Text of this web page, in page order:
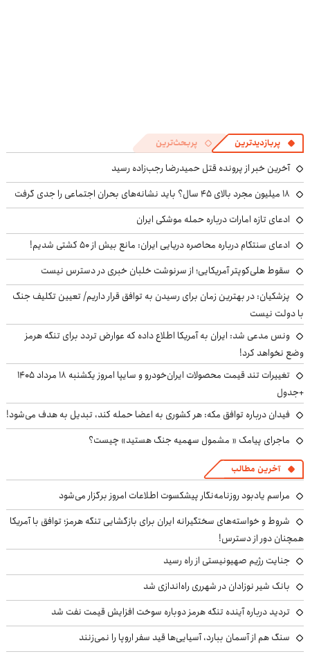
پربازدیدترین پربحث‌ترین
آخرین خبر از پرونده قتل حمیدرضا رجب‌زاده رسید
۱۸ میلیون مجرد بالای ۴۵ سال؟ باید نشانه‌های بحران اجتماعی را جدی گرفت
ادعای تازه امارات درباره حمله موشکی ایران
ادعای سنتکام درباره محاصره دریایی ایران: مانع بیش از ۵۰ کشتی شدیم!
سقوط هلی‌کوپتر آمریکایی؛ از سرنوشت خلبان خبری در دسترس نیست
پزشکیان‌: در بهترین زمان برای رسیدن به توافق قرار داریم/ تعیین تکلیف جنگ
با دولت نیست
ونس مدعی شد: ایران به آمریکا اطلاع داده که عوارض تردد برای تنگه هرمز
وضع نخواهد کرد!
تغییرات تند قیمت محصولات ایران‌خودرو و سایپا امروز یکشنبه ۱۸ مرداد ۱۴۰۵
+جدول
فیدان درباره توافق مکه: هر کشوری به اعضا حمله کند، تبدیل به هدف می‌شود!
ماجرای پیامک « مشمول سهمیه جنگ هستید» چیست؟
آخرین مطالب
مراسم یادبود روزنامه‌نگار پیشکسوت اطلاعات امروز برگزار می‌شود
شروط و خواسته‌های سختگیرانه ایران برای بازگشایی تنگه هرمز؛ توافق با آمریکا
همچنان دور از دسترس!
جنایت رژیم صهیونیستی از راه رسید
بانک شیر نوزادان در شهرری راه‌اندازی شد
تردید درباره آینده تنگه هرمز دوباره سوخت افزایش قیمت نفت شد
سنگ هم از آسمان ببارد، آسیایی‌ها قید سفر اروپا را نمی‌زنند